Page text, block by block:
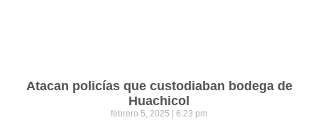
Atacan policías que custodiaban bodega de
Huachicol
febrero 5, 2025 6:23 pm